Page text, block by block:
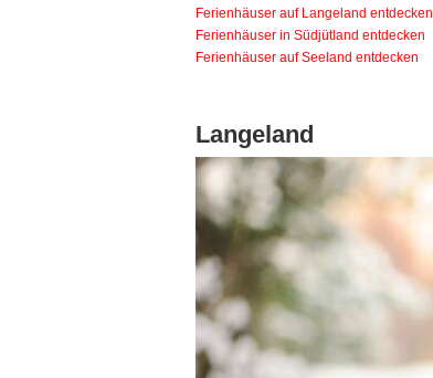
Ferienhäuser auf Langeland entdecken
Ferienhäuser in Südjütland entdecken
Ferienhäuser auf Seeland entdecken
Langeland